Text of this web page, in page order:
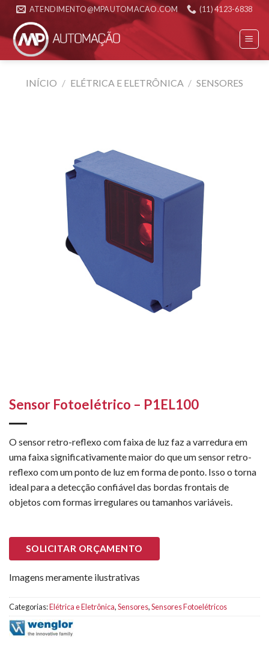
Skip
content
ATENDIMENTO@MPAUTOMACAO.COM (11) 4123-6838
INÍCIO / ELÉTRICA E ELETRÔNICA / SENSORES
Sensor Fotoelétrico – P1EL100
O sensor retro-reflexo com faixa de luz faz a varredura em
uma faixa significativamente maior do que um sensor retro-
reflexo com um ponto de luz em forma de ponto. Isso o torna
ideal para a detecção confiável das bordas frontais de
objetos com formas irregulares ou tamanhos variáveis.
SOLICITAR ORÇAMENTO
Imagens meramente ilustrativas
Categorias:Elétrica e Eletrônica,Sensores,Sensores Fotoelétricos